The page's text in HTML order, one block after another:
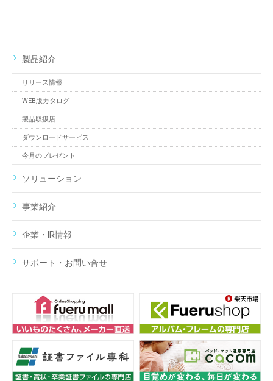
製品紹介
リリース情報
WEB版カタログ
製品取扱店
ダウンロードサービス
今月のプレゼント
ソリューション
事業紹介
企業・IR情報
サポート・お問い合せ